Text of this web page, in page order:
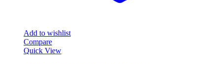
Add to wishlist
Compare
Quick View